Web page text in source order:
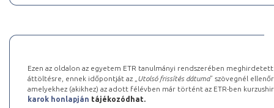
Ezen az oldalon az egyetem ETR tanulmányi rendszerében
áttöltésre, ennek időpontját az „ Utolsó frissítés dátuma” szövegnél
amelyekhez (akikhez) az adott félévben már történt az ETR-ben
karok honlapján tájékozódhat.